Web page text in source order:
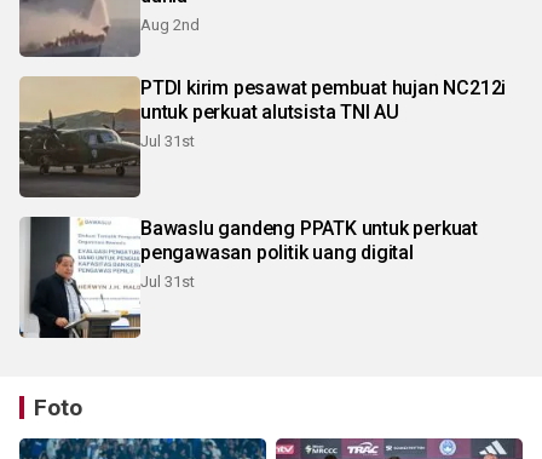
Aug 2nd
PTDI kirim pesawat pembuat hujan NC212i
untuk perkuat alutsista TNI AU
Jul 31st
Bawaslu gandeng PPATK untuk perkuat
pengawasan politik uang digital
Jul 31st
Foto